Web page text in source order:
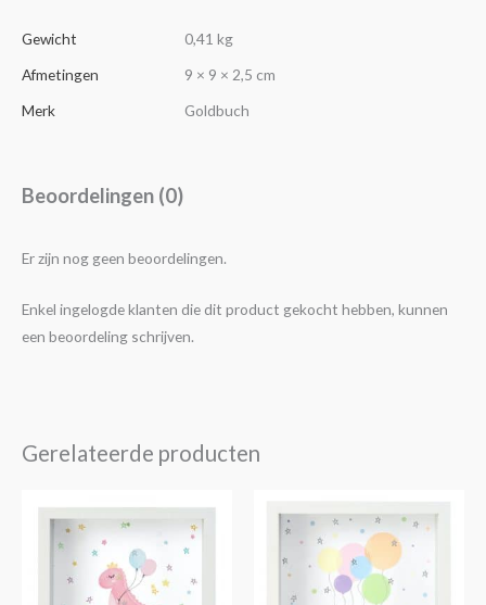
Gewicht
0,41 kg
Afmetingen
9 × 9 × 2,5 cm
Merk
Goldbuch
Beoordelingen (0)
Er zijn nog geen beoordelingen.
Enkel ingelogde klanten die dit product gekocht hebben, kunnen
een beoordeling schrijven.
Gerelateerde producten